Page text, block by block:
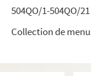
504QO/1-504QO/21
Collection de